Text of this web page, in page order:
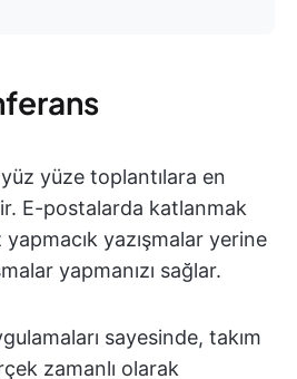
yüze toplantılara en
E-postalarda katlanmak
yazışmalar yerine
yapmanızı sağlar.
sayesinde, takım
zamanlı olarak